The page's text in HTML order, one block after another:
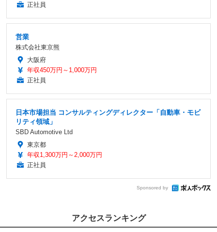
正社員
営業
株式会社東京熊
大阪府
年収450万円～1,000万円
正社員
日本市場担当 コンサルティングディレクター「自動車・モビ
リティ領域」
SBD Automotive Ltd
東京都
年収1,300万円～2,000万円
正社員
Sponsored by
アクセスランキング